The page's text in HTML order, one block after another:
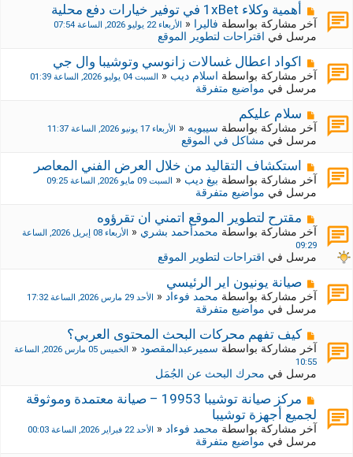
م
ش
ر
ك
ة
ج
د
د
ة
أهمية وكلاء 1xBet في توفير خيارات دفع محلية
آخر مشاركة بواسطة فاليرا « الأربعاء 22 يوليو 2026, الساعة 07:54
مرسل في اقتراحات لتطوير الموقع
م
ش
ر
ك
ة
ج
د
د
ة
اكواد اعطال غسالات زانوسي وتوشيبا وال جي
آخر مشاركة بواسطة اسلام ديب« السبت 04 يوليو 2026, الساعة 01:39
مرسل في مواضيع متفرقة
م
ش
ر
ك
ة
ج
د
د
ة
سلام عليكم
آخر مشاركة بواسطة سيبويه« الأربعاء 17 يونيو 2026, الساعة 11:37
مرسل في مشاكل في الموقع
م
ش
ر
ك
ة
ج
د
ي
ة
استكشاف التقاليد من خلال العرض الفني المعاصر
آخر مشاركة بواسطة بيغ ديب« السبت 09 مايو 2026, الساعة 09:25
مرسل في مواضيع متفرقة
م
ش
ا
ك
ة
ج
د
ي
ة
مقترح لتطوير الموقع اتمني ان تقرؤوه
آخر مشاركة بواسطة محمدأحمد بشري«
الأربعاء 08 إبريل 2026, الساعة
09:29
مرسل في اقتراحات لتطوير الموقع
م
ش
ر
ك
ة
ج
د
ي
ة
صيانة يونيون اير الرئيسي
آخر مشاركة بواسطة محمد فوءاد« الأحد 29 مارس 2026, الساعة 17:32
مرسل في مواضيع متفرقة
م
ش
ا
ك
ة
ج
د
ي
د
كيف تفهم محركات البحث المحتوى العربي؟
آخر مشاركة بواسطة سميرعبدالمقصود«
الخميس 05 مارس 2026, الساعة
10:55
مرسل في محرك البحث عن الجُمَل
م
ش
ا
ر
ك
مركز صيانة توشيبا 19953 – صيانة معتمدة وموثوقة
لجميع أجهزة توشيبا
آخر مشاركة بواسطة محمد فوءاد« الأحد 22 فبراير 2026, الساعة 00:03
مرسل في مواضيع متفرقة